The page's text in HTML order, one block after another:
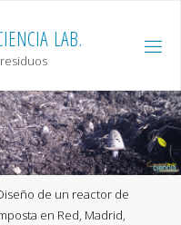
IENCIA LAB.
de un reactor de
en Red, Madrid,